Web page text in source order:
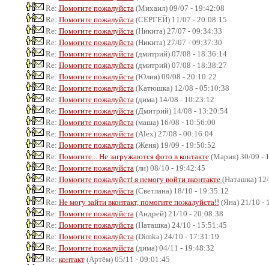
Re: Помогите пожалуйста (Михаил) 09/07 - 19:42:08
Re: Помогите пожалуйста (СЕРГЕЙ) 11/07 - 20:08:15
Re: Помогите пожалуйста (Никита) 27/07 - 09:34:33
Re: Помогите пожалуйста (Никита) 27/07 - 09:37:30
Re: Помогите пожалуйста (дмитрий) 07/08 - 18:36:14
Re: Помогите пожалуйста (дмитрий) 07/08 - 18:38:27
Re: Помогите пожалуйста (Юлия) 09/08 - 20:10:22
Re: Помогите пожалуйста (Катюшка) 12/08 - 05:10:38
Re: Помогите пожалуйста (дима) 14/08 - 10:23:12
Re: Помогите пожалуйста (Дмитрий) 14/08 - 13:20:54
Re: Помогите пожалуйста (маша) 16/08 - 10:56:00
Re: Помогите пожалуйста (Alex) 27/08 - 00:16:04
Re: Помогите пожалуйста (Женя) 19/09 - 19:50:52
Re: Помогите... Не загружаются фото в контакте(Мария) 30/09 -
Re: Помогите пожалуйста (ли) 08/10 - 19:42:45
Re: Помогите пожалуйстf я немогу войти вконтакте (Наташка)
Re: Помогите пожалуйста (Светлана) 18/10 - 19:35:12
Re: Не могу зайти вконтакт, помогите пожалуйста!! (Яна) 21/10 -
Re: Помогите пожалуйста (Андрей) 21/10 - 20:08:38
Re: Помогите пожалуйста (Наташка) 24/10 - 15:51:45
Re: Помогите пожалуйста (Dimka) 24/10 - 17:31:19
Re: Помогите пожалуйста (дима) 04/11 - 19:48:32
Re: контакт(Артём) 05/11 - 09:01:45